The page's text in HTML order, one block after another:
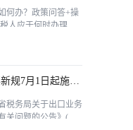
何办？政策问答+操
税备案。...
规7月1日起施
税务局关于出口业务
关问题的公告》(国